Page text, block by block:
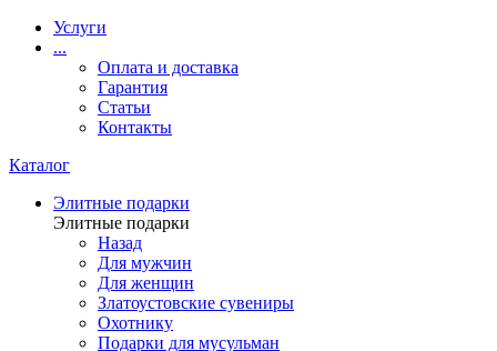
Услуги
...
Оплата и доставка
Гарантия
Статьи
Контакты
Каталог
Элитные подарки
Элитные подарки
Назад
Для мужчин
Для женщин
Златоустовские сувениры
Охотнику
Подарки для мусульман